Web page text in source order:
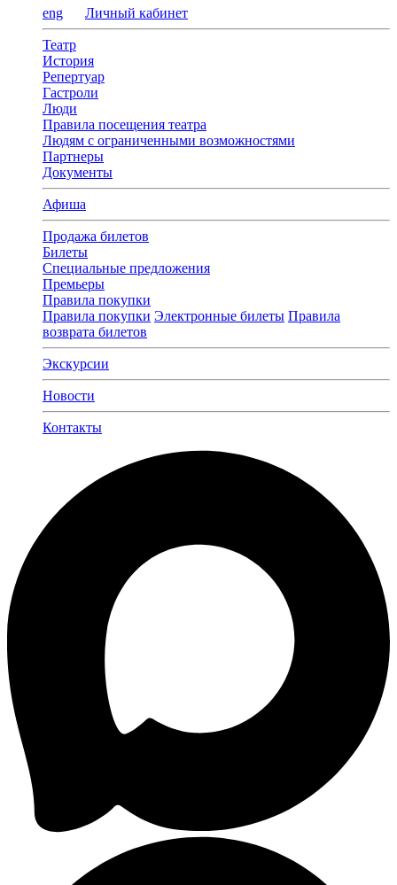
eng Личный кабинет
Театр
История
Репертуар
Гастроли
Люди
Правила посещения театра
Людям с ограниченными возможностями
Партнеры
Документы
Афиша
Продажа билетов
Билеты
Специальные предложения
Премьеры
Правила покупки
Правила покупки Электронные билеты Правила
возврата билетов
Экскурсии
Новости
Контакты